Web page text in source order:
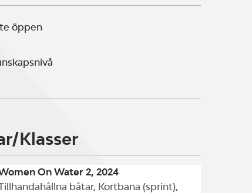
öppen
Klasser
On Water 2, 2024
båtar, Kortbana (sprint),